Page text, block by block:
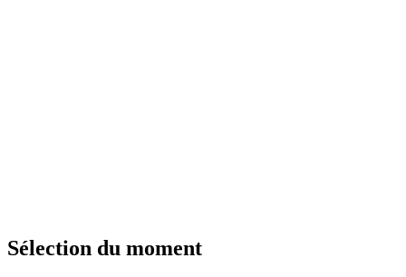
Sélection du moment